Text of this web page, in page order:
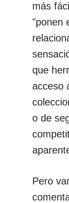
más
"ponen
que
acceso
o de
Pero